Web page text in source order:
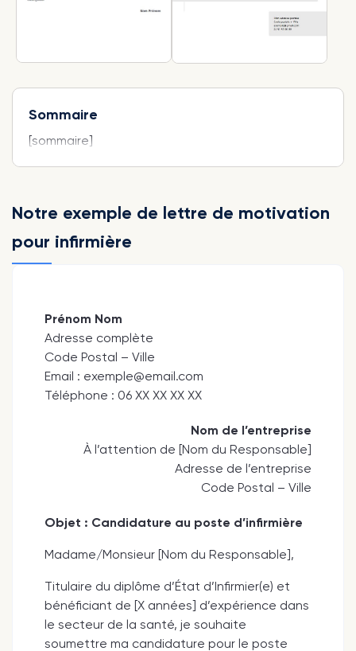
Sommaire
[sommaire]
Notre exemple de lettre de motivation
pour infirmière
Prénom Nom
Adresse complète
Code Postal – Ville
Email : exemple@email.com
Téléphone : 06 XX XX XX XX
Nom de l’entreprise
À l’attention de [Nom du Responsable]
Adresse de l’entreprise
Code Postal – Ville
Objet : Candidature au poste d’infirmière
Madame/Monsieur [Nom du Responsable],
Titulaire du diplôme d’État d’Infirmier(e) et
bénéficiant de [X années] d’expérience dans
le secteur de la santé, je souhaite
soumettre ma candidature pour le poste